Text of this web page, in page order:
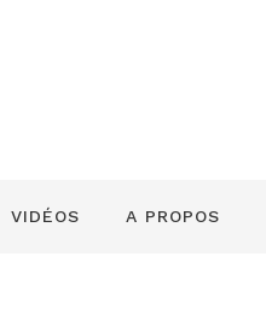
VIDÉOS A PROPOS